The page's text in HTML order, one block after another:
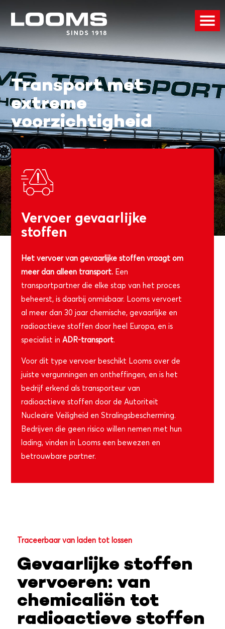
Transport met
extreme
voorzichtigheid
Vervoer gevaarlijke
stoffen
Het vervoer van gevaarlijke stoffen vraagt om
meer dan alleen transport. Een
transportpartner die elke stap van het proces
beheerst, is daarbij onmisbaar. Looms vervoert
al meer dan 30 jaar chemische, gevaarlijke en
radioactieve stoffen door heel Europa, en is
specialist in ADR-transport
Voor dit type vervoer beschikt Looms over de
juiste vergunningen en ontheffingen, en is het
bedrijf erkend als transporteur van
radioactieve stoffen door de Autoriteit
Nucleaire Veiligheid en Stralingsbescherming.
Bedrijven die geen risico willen nemen met hun
lading, vinden in Looms een bewezen en
betrouwbare partner.
Traceerbaar van laden tot lossen
Gevaarlijke stoffen
vervoeren: van
chemicaliën tot
radioactieve stoffen